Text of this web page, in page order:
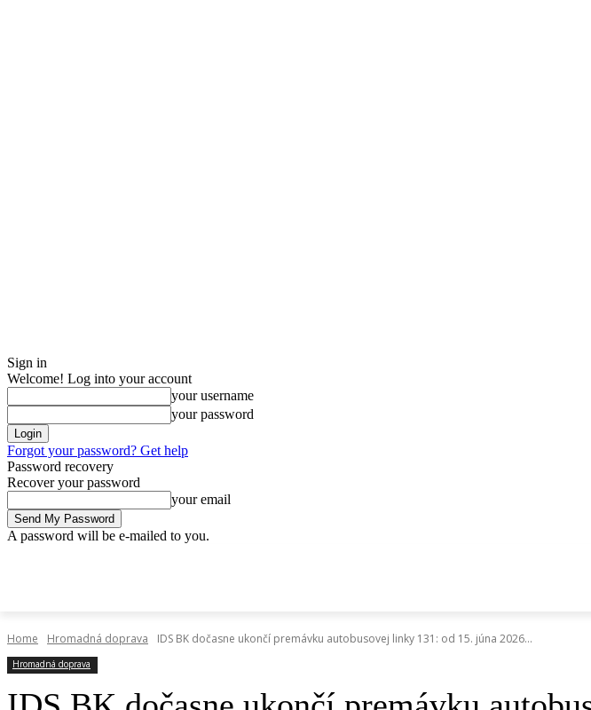
Sign in
Welcome! Log into your account
your username
your password
Forgot your password? Get help
Password recovery
Recover your password
your email
A password will be e-mailed to you.
Home Hromadná doprava IDS BK dočasne ukončí premávku autobusovej linky 131: od 15. júna 2026...
Hromadná doprava